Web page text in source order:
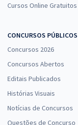
Cursos Online Gratuitos
CONCURSOS PÚBLICOS
Concursos 2026
Concursos Abertos
Editais Publicados
Histórias Visuais
Notícias de Concursos
Questões de Concurso